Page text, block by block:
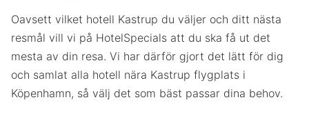
Oavsett vilket hotell Kastrup du väljer och ditt nästa
resmål vill vi på HotelSpecials att du ska få ut det
mesta av din resa. Vi har därför gjort det lätt för dig
och samlat alla hotell nära Kastrup flygplats i
Köpenhamn, så välj det som bäst passar dina behov.